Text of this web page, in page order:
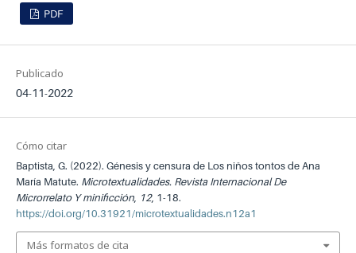
PDF
Publicado
04-11-2022
Cómo citar
Baptista, G. (2022). Génesis y censura de Los niños tontos de Ana
María Matute. Microtextualidades. Revista Internacional De
Microrrelato Y minificción, 12, 1-18.
https://doi.org/10.31921/microtextualidades.n12a1
Más formatos de cita